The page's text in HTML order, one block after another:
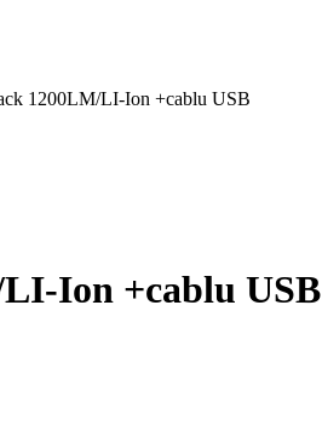
1200LM/LI-Ion +cablu USB
Ion +cablu USB